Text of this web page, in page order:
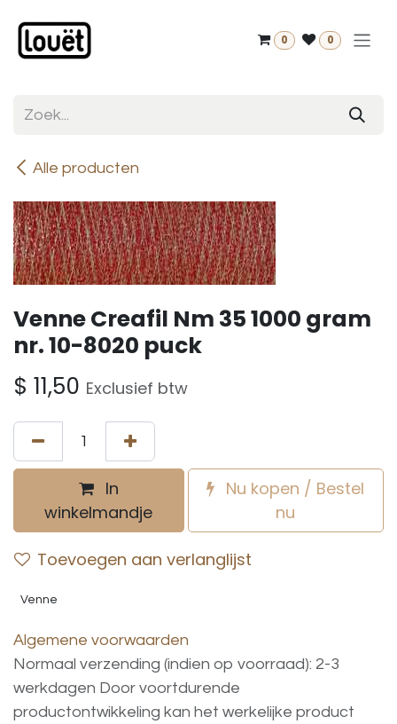
0 0
Alle producten
Venne Creafil Nm 35 1000 gram
nr. 10-8020 puck
$ 11,50 Exclusief btw
In
winkelmandje
Nu kopen / Bestel
nu
Toevoegen aan verlanglijst
Venne
Algemene voorwaarden
Normaal verzending (indien op voorraad): 2-3
werkdagen Door voortdurende
productontwikkeling kan het werkelijke product